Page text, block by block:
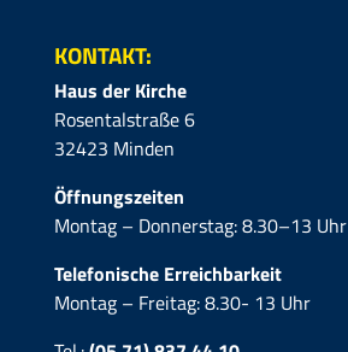
KONTAKT:
Haus der Kirche
Rosentalstraße 6
32423 Minden
Öffnungszeiten
Montag – Donnerstag: 8.30–13 Uhr
Telefonische Erreichbarkeit
Montag – Freitag: 8.30- 13 Uhr